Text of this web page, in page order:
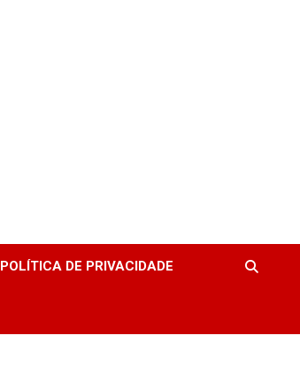
POLÍTICA DE PRIVACIDADE